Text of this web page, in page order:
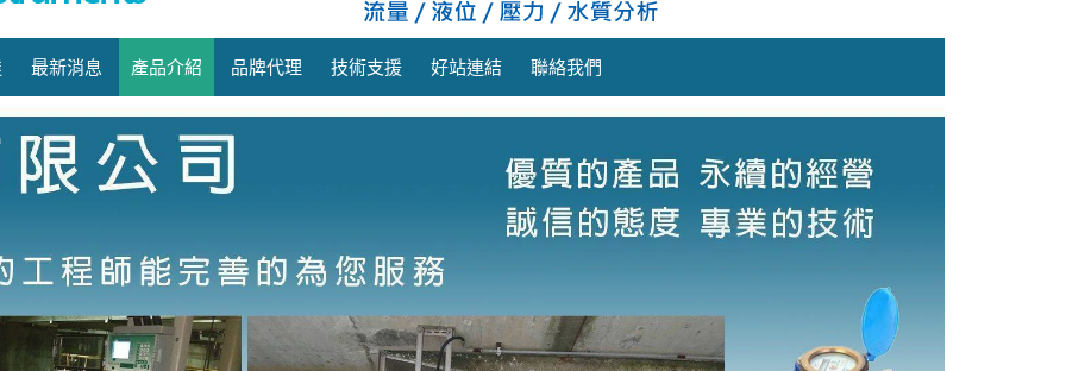
最新消息 產品介紹 品牌代理 技術支援 好站連結 聯絡我們